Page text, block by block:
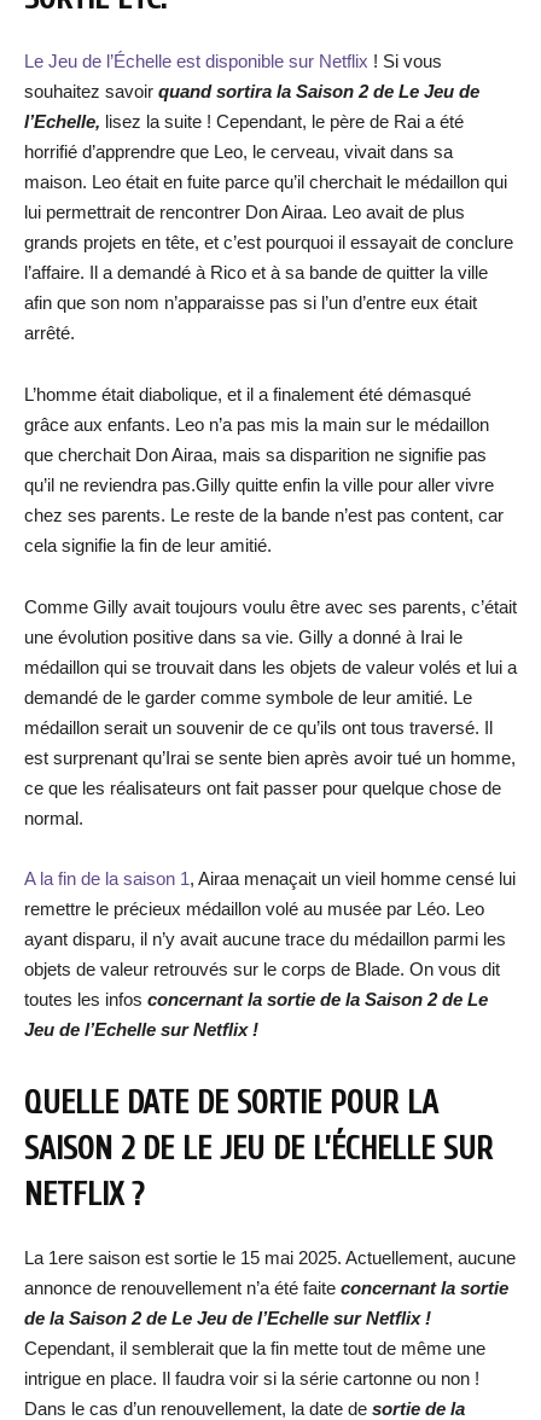
Le Jeu de l’Échelle est disponible sur Netflix ! Si vous
souhaitez savoir quand sortira la Saison 2de Le Jeu de
l’Echelle, lisez la suite ! Cependant, le père de Rai a été
horrifié d’apprendre que Leo, le cerveau, vivait dans sa
maison. Leo était en fuite parce qu’il cherchait le médaillon qui
lui permettrait de rencontrer Don Airaa. Leo avait de plus
grands projets en tête, et c’est pourquoi il essayait de conclure
l’affaire. Il a demandé à Rico et à sa bande de quitter la ville
afin que son nom n’apparaisse pas si l’un d’entre eux était
arrêté.
L’homme était diabolique, et il a finalement été démasqué
grâce aux enfants. Leo n’a pas mis la main sur le médaillon
que cherchait Don Airaa, mais sa disparition ne signifie pas
qu’il ne reviendra pas.Gilly quitte enfin la ville pour aller vivre
chez ses parents. Le reste de la bande n’est pas content, car
cela signifie la fin de leur amitié.
Comme Gilly avait toujours voulu être avec ses parents, c’était
une évolution positive dans sa vie. Gilly a donné à Irai le
médaillon qui se trouvait dans les objets de valeur volés et lui a
demandé de le garder comme symbole de leur amitié. Le
médaillon serait un souvenir de ce qu’ils ont tous traversé. Il
est surprenant qu’Irai se sente bien après avoir tué un homme,
ce que les réalisateurs ont fait passer pour quelque chose de
normal.
A la fin de la saison 1, Airaa menaçait un vieil homme censé lui
remettre le précieux médaillon volé au musée par Léo. Leo
ayant disparu, il n’y avait aucune trace du médaillon parmi les
objets de valeur retrouvés sur le corps de Blade. On vous dit
toutes les infos concernant la sortie de la Saison 2 de Le
Jeu de l’Echelle sur Netflix !
QUELLE DATE DE SORTIE POUR LA
SAISON 2 DE LE JEU DE L’ÉCHELLE SUR
NETFLIX ?
La 1ere saison est sortie le 15 mai 2025. Actuellement, aucune
annonce de renouvellement n’a été faite concernant la sortie
de la Saison 2 de Le Jeu de l’Echelle sur Netflix !
Cependant, il semblerait que la fin mette tout de même une
intrigue en place. Il faudra voir si la série cartonne ou non !
Dans le cas d’un renouvellement, la date de sortie de la